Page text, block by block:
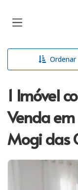
Ordenar
1 Imóvel
Venda
Mogi das